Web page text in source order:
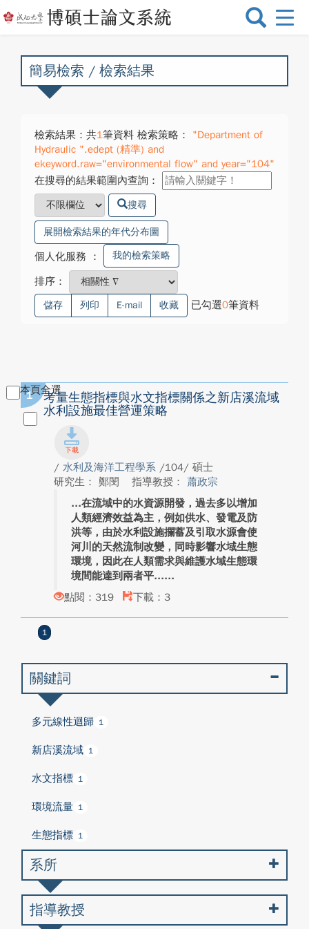
選
換
簡易檢索 / 檢索結果
檢索結果：共1筆資料 檢索策略：
"Department of
Hydraulic ".edept (精準) and
ekeyword.raw="environmental flow" and year="104"
在搜尋的結果範圍內查詢：
搜尋
展開檢索結果的年代分布圖
個人化服務 ： 我的檢索策略
排序：
儲存 列印 E-mail 收藏 已勾選0筆資料
本頁全選
1
考量生態指標與水文指標關係之新店溪流域
水利設施最佳營運策略
/ 水利及海洋工程學系 /104/ 碩士
研究生： 鄭閔
指導教授： 蕭政宗
在流域中的水資源開發，過去多以增加
人類經濟效益為主，例如供水、發電及防
洪等，由於水利設施攔蓄及引取水源會使
河川的天然流制改變，同時影響水域生態
環境，因此在人類需求與維護水域生態環
境間能達到兩者平...
點閱：319
下載：3
1
關鍵詞
多元線性迴歸 1
新店溪流域 1
水文指標 1
環境流量 1
生態指標 1
系所
指導教授